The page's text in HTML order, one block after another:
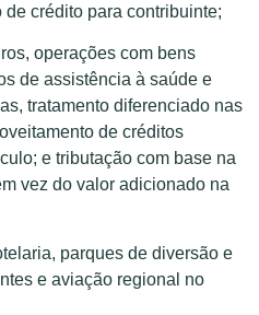
crédito para contribuinte;
operações com bens
de assistência à saúde e
tratamento diferenciado nas
de créditos
e tributação com base na
vez do valor adicionado na
parques de diversão e
e aviação regional no